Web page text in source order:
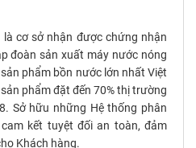
cơ sở nhận được chứng nhận
đoàn sản xuất máy nước nóng
phẩm bồn nước lớn nhất Việt
phẩm đặt đến 70% thị trường
Sở hữu những Hệ thống phân
kết tuyệt đối an toàn, đảm
Khách hàng.